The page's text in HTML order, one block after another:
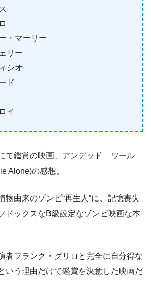
・マーリー
リー
シオ
ド
イ
て鑑賞の映画、アンデッド ワール
Alone)の感想。
由来のゾンビ“再生人”に、記憶喪失
ドックスなB級設定なゾンビ映画な本
フランク・グリロと完全に自分得な
いう理由だけで鑑賞を決意した映画だ